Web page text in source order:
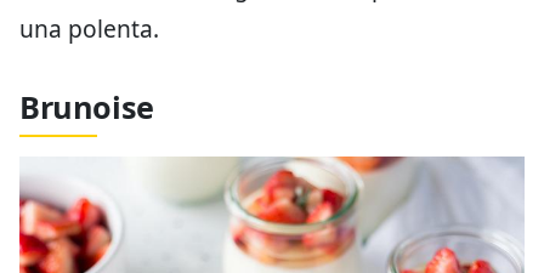
una polenta.
Brunoise